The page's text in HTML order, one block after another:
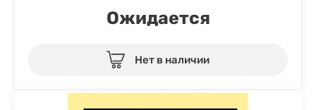
Ожидается
Нет в наличии